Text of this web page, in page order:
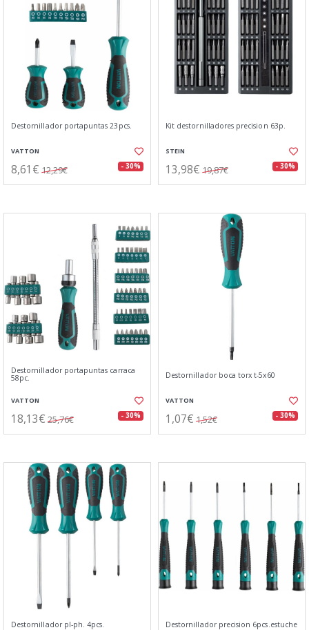
Destornillador portapuntas 23pcs.
VATTON
8,61€ 12,29€ - 30%
Kit destornilladores precision 63p.
STEIN
13,98€ 19,87€ - 30%
Destornillador portapuntas carraca
58pc.
VATTON
18,13€ 25,76€ - 30%
Destornillador boca torx t-5x60
VATTON
1,07€ 1,52€ - 30%
Destornillador pl-ph. 4pcs. Destornillador precision 6pcs.estuche